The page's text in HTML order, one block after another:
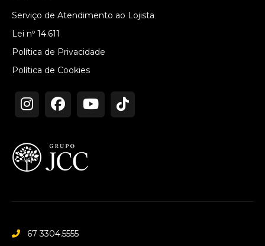
Serviço de Atendimento ao Lojista
Lei nº 14.611
Política de Privacidade
Política de Cookies
67 3304.5555